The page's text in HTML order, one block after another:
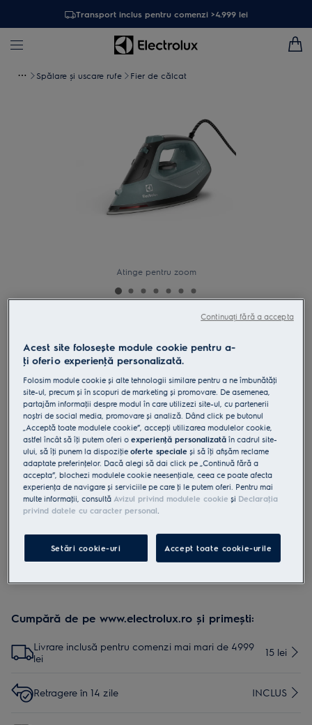
Transport inclus pentru comenzi >4.999 lei
Spălare și uscare rufe Fier de călcat
Atinge pentru zoom
Fier de călcat cu abur Care 500
E5SI2-6OG
4.3 (19)
Beneficii
Bucură-te de haine fără cute, cu călcare ușoară.
Se încălzește rapid pentru a produce abur - gata în câteva secunde.
Suprafață rezistentă la zgârieturi și ușor de curățat.
conform regulamentului UE 2023/988 sunt enumerate în
capitolele 1 și 2 din manualul de utilizare. Pentru utilizarea în
Cumpără de pe www.electrolux.ro și primești:
Livrare inclusă pentru comenzi mai mari de 4999
lei
15 lei
Retragere în 14 zile INCLUS
Acest site folosește module cookie pentru a-
ţi oferi o experienţă personalizată.
Folosim module cookie și alte tehnologii similare pentru a ne îmbunătăţi
site-ul, precum și în scopuri de marketing și promovare. De asemenea,
partajăm informaţii despre modul în care utilizezi site-ul, cu partenerii
noștri de social media, promovare și analiză. Dând click pe butonul
„Acceptă toate modulele cookie”, accepţi utilizarea modulelor cookie,
astfel încât să îţi putem oferi oexperienţă personalizată în cadrul site-
ului, să îţi punem la dispoziţieoferte speciale și să îţi afișăm reclame
adaptate preferinţelor. Dacă alegi să dai click pe „Continuă fără a
accepta”, blochezi modulele cookie neesenţiale, ceea ce poate afecta
experienţa de navigare și serviciile pe care ţi le putem oferi. Pentru mai
multe informaţii, consultăAvizul privind modulele cookie și Declaraţia
privind datele cu caracter personal.
Setări cookie-uri Accept toate cookie-urile
Continuați fără a accepta